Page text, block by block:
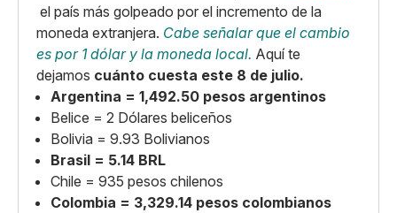
el país más golpeado por el incremento de la
moneda extranjera. Cabe señalar que el cambio
es por 1 dólar y la moneda local. Aquí te
dejamos cuánto cuesta este 8 de julio.
Argentina = 1,492.50 pesos argentinos
Belice = 2 Dólares beliceños
Bolivia = 9.93 Bolivianos
Brasil = 5.14 BRL
Chile = 935 pesos chilenos
Colombia = 3,329.14 pesos colombianos